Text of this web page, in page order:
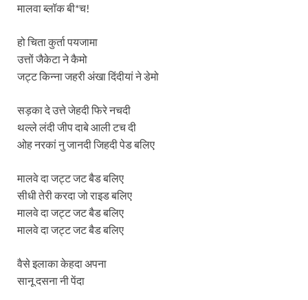
मालवा ब्लॉक बी*च!
हो चिता कुर्ता पयजामा
उत्तों जैकेटा ने कैमो
जट्ट किन्ना जहरी अंखा दिंदीयां ने डेमो
सड़का दे उत्ते जेहदी फिरे नचदी
थल्ले लंदी जीप दाबे आली टच दी
ओह नरकां नु जानदी जिहदी पेड बलिए
मालवे दा जट्ट जट बैड बलिए
सीधी तेरी करदा जो राइड बलिए
मालवे दा जट्ट जट बैड बलिए
मालवे दा जट्ट जट बैड बलिए
वैसे इलाका केहदा अपना
सानू दसना नी पेंदा